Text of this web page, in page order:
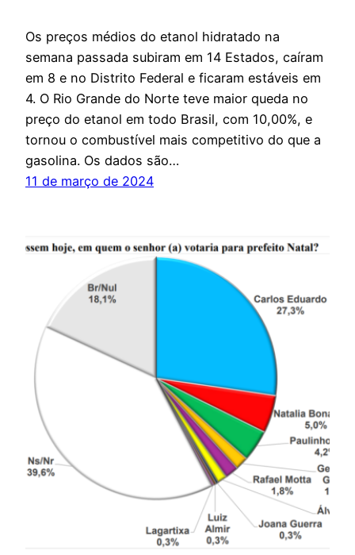
Os preços médios do etanol hidratado na
semana passada subiram em 14 Estados, caíram
em 8 e no Distrito Federal e ficaram estáveis em
4. O Rio Grande do Norte teve maior queda no
preço do etanol em todo Brasil, com 10,00%, e
tornou o combustível mais competitivo do que a
gasolina. Os dados são…
11 de março de 2024